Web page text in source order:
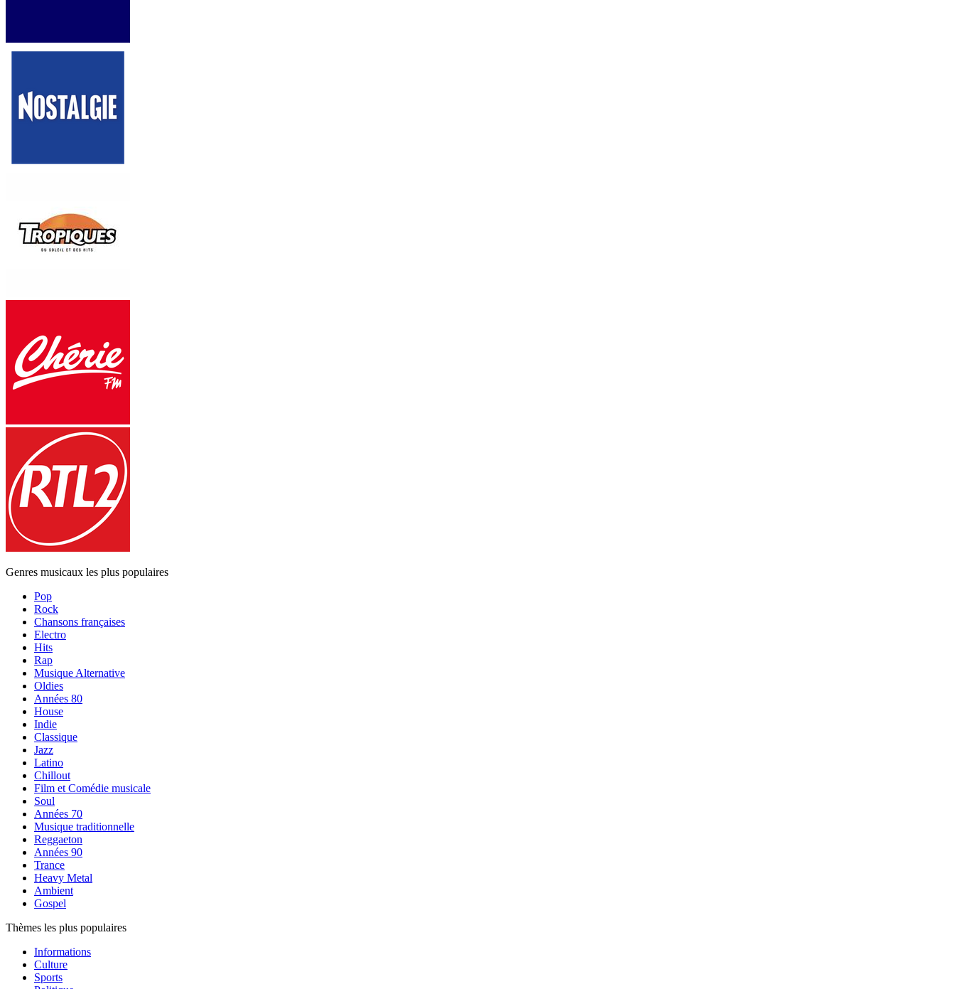
Genres musicaux les plus populaires
Pop
Rock
Chansons françaises
Electro
Hits
Rap
Musique Alternative
Oldies
Années 80
House
Indie
Classique
Jazz
Latino
Chillout
Film et Comédie musicale
Soul
Années 70
Musique traditionnelle
Reggaeton
Années 90
Trance
Heavy Metal
Ambient
Gospel
Thèmes les plus populaires
Informations
Culture
Sports